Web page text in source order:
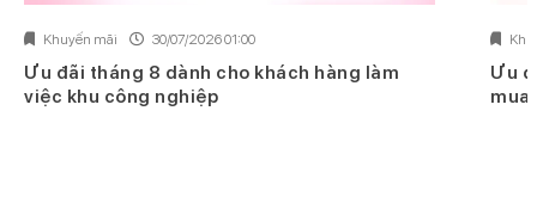
Khuyến mãi 30/07/2026 01:00
Ưu đãi tháng 8 dành cho khách hàng làm
việc khu công nghiệp
Ưu
mua